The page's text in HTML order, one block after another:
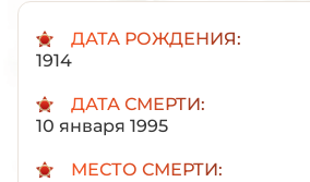
ДАТА РОЖДЕНИЯ:
1914
ДАТА СМЕРТИ:
10 января 1995
МЕСТО СМЕРТИ: